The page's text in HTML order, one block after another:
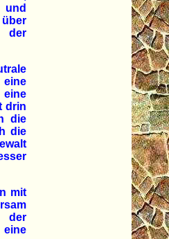
und
der
drin
die
die
mit
der
eine